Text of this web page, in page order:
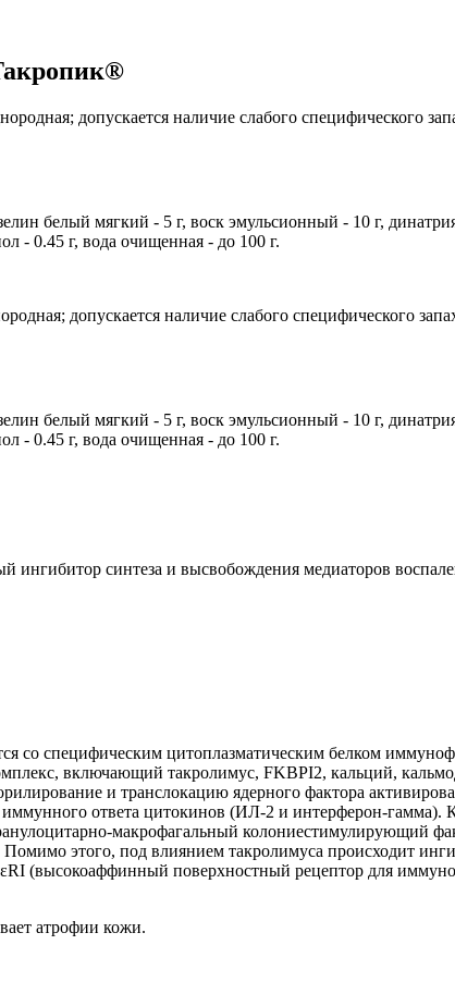
допускается наличие слабого специфического
белый мягкий - 5 г, воск эмульсионный - 10 г,
- 0.45 г, вода очищенная - до 100 г.
допускается наличие слабого специфического
белый мягкий - 5 г, воск эмульсионный - 10 г,
- 0.45 г, вода очищенная - до 100 г.
ингибитор синтеза и высвобождения медиаторов
со специфическим цитоплазматическим белком
включающий такролимус, FKBPI2, кальций,
и транслокацию ядерного фактора
ответа цитокинов (ИЛ-2 и интерферон-гамма).
макрофагальный колониестимулирующий
этого, под влиянием такролимуса происходит
(высокоаффинный поверхностный рецептор для
атрофии кожи.